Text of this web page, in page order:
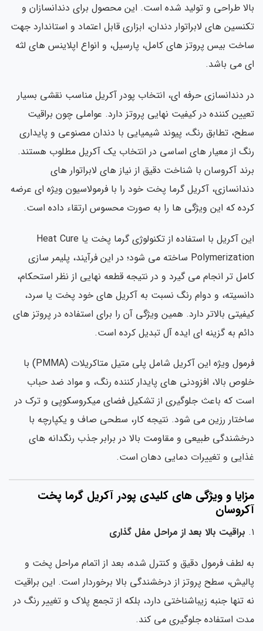
طراحی و تولید شده است. این محصول برای دندانسازان و
های لابراتوار دندان، ابزاری قابل اعتماد و استاندارد جهت
بیس پروتز های کامل، پارسیل، و انواع اپلاینس های لثه
می باشد.
دندانسازی حرفه ای، انتخاب پودر آکریل مناسب نقشی بسیار
کننده در کیفیت نهایی پروتز دارد. عواملی چون براقیت
تطابق رنگ، پیوند شیمیایی با دندان مصنوعی و پایداری
از معیار های اساسی در انتخاب یک آکریل مطلوب هستند.
آکروسان با شناخت دقیق از نیاز های لابراتوار های
آکریل گرما پخت خود را با فرمولاسیون ویژه ای عرضه
که این ویژگی ها را به صورت محسوس ارتقاء داده است.
این آکریل با استفاده از تکنولوژی گرما پخت یا Heat Cure
Polymerization ساخته می شود؛ در این فرآیند، پلیمر سازی
تر انجام می گیرد و در نتیجه قطعه نهایی از نظر استحکام،
و دوام رنگ نسبت به آکریل های خود پخت یا سرد،
بالاتر دارد. همین ویژگی آن را برای استفاده در پروتز های
به گزینه ای ایده آل تبدیل کرده است.
فرمول ویژه این آکریل شامل پلی متیل متاکریلات (PMMA) با
بالا، افزودنی های پایدار کننده رنگ، و مواد ضد حباب
که باعث جلوگیری از تشکیل فضای میکروسکوپی و ترک در
رزین می شود. نتیجه کار، سطحی صاف و یکپارچه با
طبیعی و مقاومت بالا در برابر جذب رنگدانه های
و تغییرات دمایی دهان است.
و ویژگی های کلیدی پودر آکریل گرما پخت
براقیت بالا بعد از مراحل مفل گذاری
لطف فرمول دقیق و کنترل شده، بعد از اتمام مراحل پخت و
سطح پروتز از درخشندگی بالا برخوردار است. این براقیت
تنها جنبه زیباشناختی دارد، بلکه از تجمع پلاک و تغییر رنگ در
استفاده جلوگیری می کند.